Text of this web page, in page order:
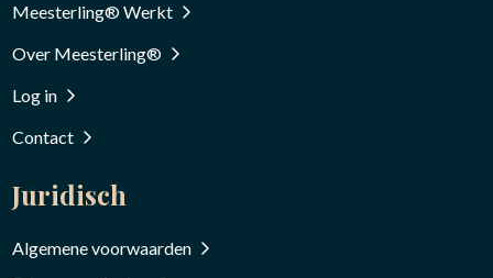
Meesterling® Werkt
Over Meesterling®
Log in
Contact
Juridisch
Algemene voorwaarden